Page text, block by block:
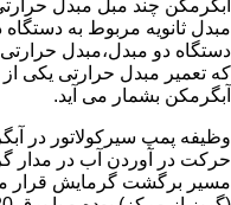
آبگرمکن چند مبل مبدل
مبدل ثانویه مربوط به
دستگاه دو مبدل،مبدل
که تعمیر مبدل حرارتی یکی
آبگرمکن بشمار می آید.
وظیفه پمپ سیرکولاتور در
حرکت در آوردن آب در مدار
مسیر برگشت گرمایش قرار می